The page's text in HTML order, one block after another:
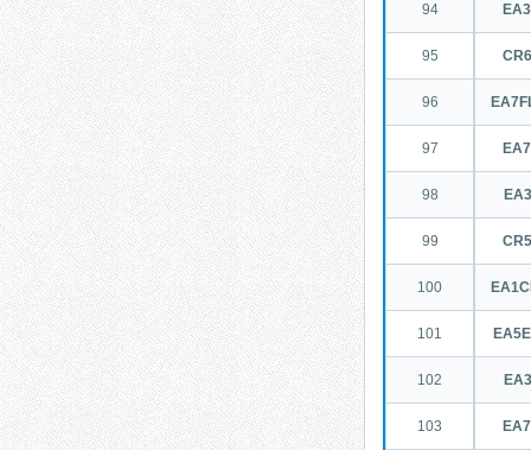
94
95
96
97
98
99
100
101
102
103